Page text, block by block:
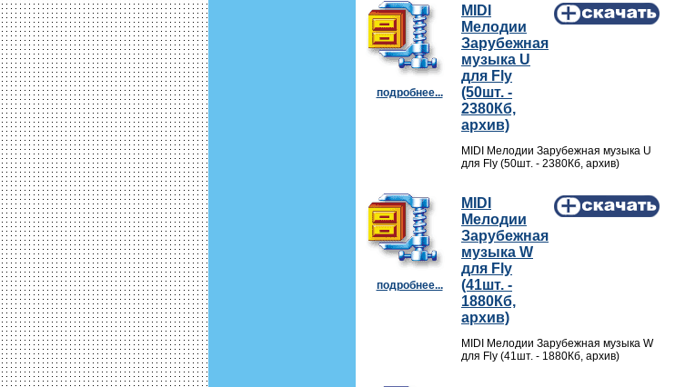
подробнее...
MIDI
Мелодии
Зарубежная
музыка U
для Fly
(50шт. -
2380Кб,
архив)
MIDI Мелодии Зарубежная музыка U
для Fly (50шт. - 2380Кб, архив)
подробнее...
MIDI
Мелодии
Зарубежная
музыка W
для Fly
(41шт. -
1880Кб,
архив)
MIDI Мелодии Зарубежная музыка W
для Fly (41шт. - 1880Кб, архив)